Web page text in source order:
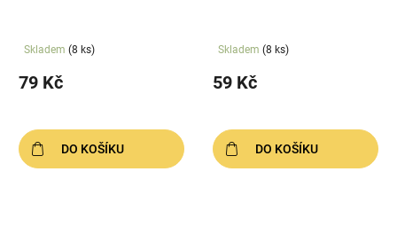
Skladem (8 ks)
79 Kč
DO KOŠÍKU
Skladem (8 ks)
59 Kč
DO KOŠÍKU